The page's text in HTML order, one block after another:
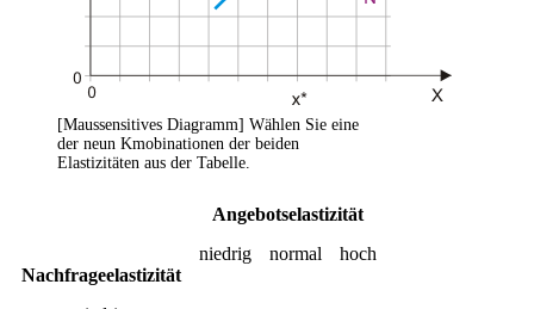
[Maussensitives Diagramm] Wählen Sie eine
der neun Kmobinationen der beiden
Elastizitäten aus der Tabelle.
Angebotselastizität
Nachfrageelastizität
niedrig normal hoch